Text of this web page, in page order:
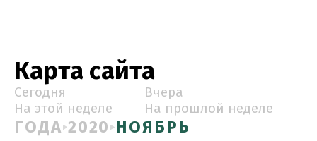
Карта сайта
Сегодня
Вчера
На этой неделе
На прошлой неделе
ГОДА 2020 НОЯБРЬ